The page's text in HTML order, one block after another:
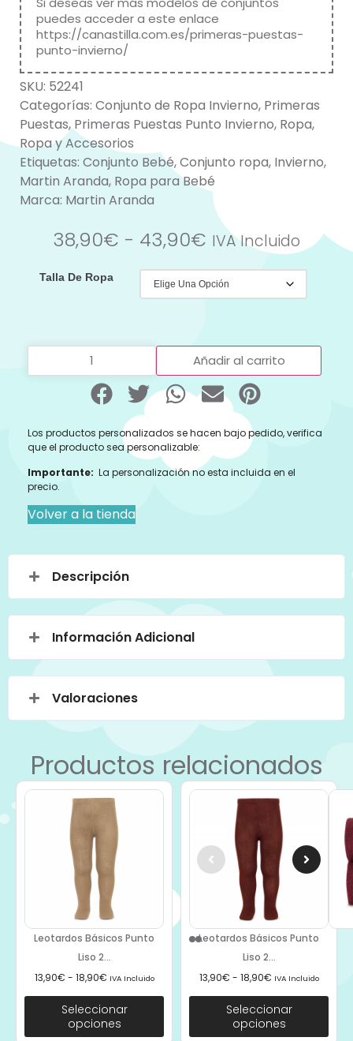
puedes acceder a este enlace
https://canastilla.com.es/primeras-puestas-
punto-invierno/
SKU: 52241
Categorías: Conjunto de Ropa Invierno, Primeras
Puestas,Primeras Puestas Punto Invierno, Ropa,
Ropa y Accesorios
Etiquetas: Conjunto Bebé,Conjunto ropa, Invierno,
Martin Aranda, Ropa para Bebé
Marca: Martin Aranda
38,90€ - 43,90€ IVA Incluido
Talla De Ropa
Añadir al carrito
Los productos personalizados se hacen bajo pedido, verifica
que el producto sea personalizable:
Importante: La personalización no esta incluida en el
precio.
Volver a la tienda
Descripción
Información Adicional
Valoraciones
Productos relacionados
Leotardos Básicos Punto
Liso 2...
13,90€ - 18,90€ IVA Incluido
Seleccionar
opciones
Leotardos Básicos Punto
Liso 2...
13,90€ - 18,90€ IVA Incluido
Seleccionar
opciones